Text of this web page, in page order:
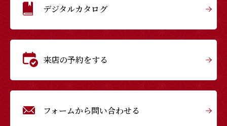
デジタルカタログ
来店の予約をする
フォームから問い合わせる